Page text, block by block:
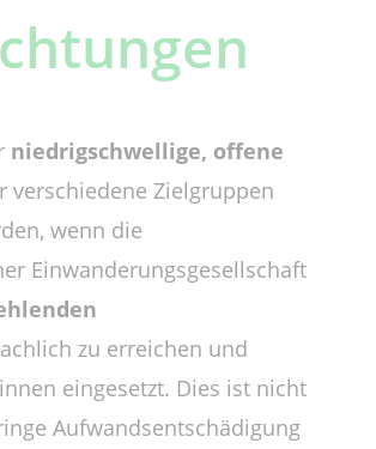
Das Team
Registrierung für Institutionen
Kontakt
niedrigschwellige, offene
verschiedene Zielgruppen
wenn die
Einwanderungsgesellschaft
zu erreichen und
eingesetzt. Dies ist nicht
Aufwandsentschädigung